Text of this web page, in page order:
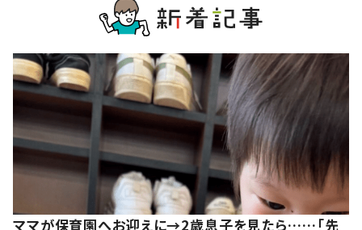
ママが保育園へお迎えに→2歳息子を見たら……「先